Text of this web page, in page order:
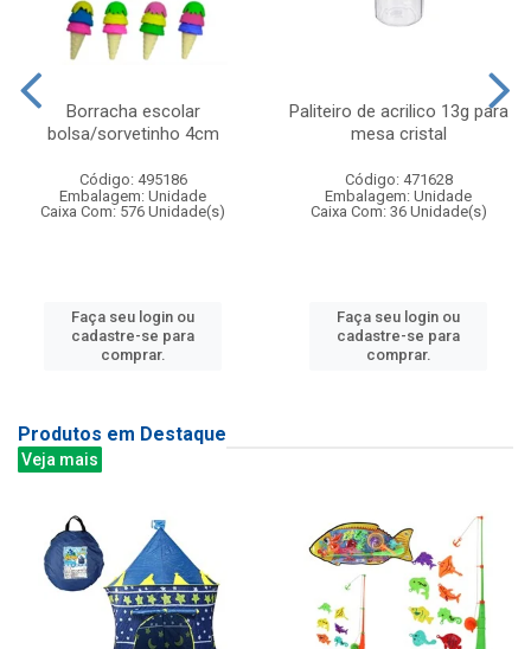
Borracha escolar
bolsa/sorvetinho 4cm
Código: 495186
Embalagem: Unidade
Caixa Com: 576 Unidade(s)
Faça seu login ou
cadastre-se para
comprar.
Paliteiro de acrilico 13g para
mesa cristal
Código: 471628
Embalagem: Unidade
Caixa Com: 36 Unidade(s)
Faça seu login ou
cadastre-se para
comprar.
Produtos em Destaque
Veja mais